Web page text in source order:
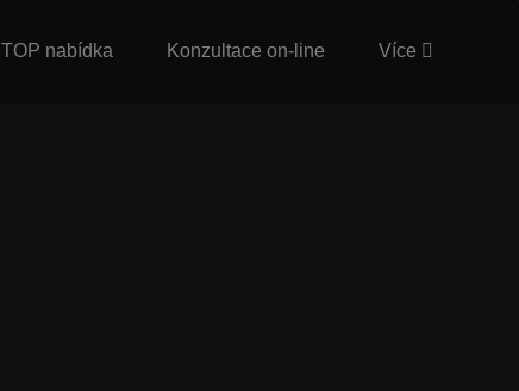
TOP nabídka Konzultace on-line Více